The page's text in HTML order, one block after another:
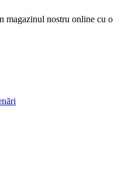
magazinul nostru online cu o